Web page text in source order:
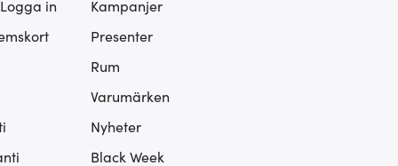
in
Kampanjer
Presenter
Rum
Varumärken
Nyheter
Black Week